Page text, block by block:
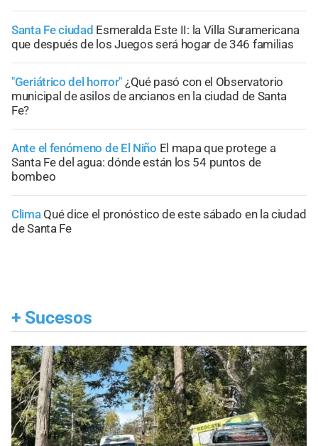
Santa Fe ciudad Esmeralda Este II: la Villa Suramericana
que después de los Juegos será hogar de 346 familias
"Geriátrico del horror" ¿Qué pasó con el Observatorio
municipal de asilos de ancianos en la ciudad de Santa
Fe?
Ante el fenómeno de El Niño El mapa que protege a
Santa Fe del agua: dónde están los 54 puntos de
bombeo
Clima Qué dice el pronóstico de este sábado en la ciudad
de Santa Fe
+ Sucesos